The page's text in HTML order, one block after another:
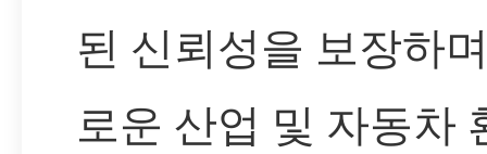
된 신뢰성을 보장하
로운 산업 및 자동차